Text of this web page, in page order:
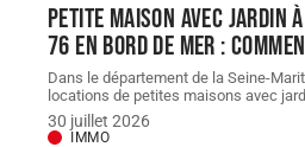
Petite maison avec
76 en bord de mer :
Dans le département de la Seine-
locations de petites maisons avec
30 juillet 2026
IMMO